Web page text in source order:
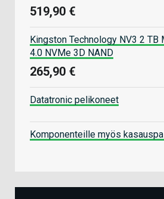
519,90 €
Kingston Technology NV3 2 TB
4.0 NVMe 3D NAND
265,90 €
Datatronic pelikoneet
Komponenteille myös